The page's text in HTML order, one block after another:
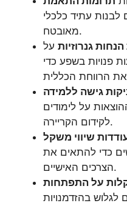
לבנות עתיד כלכלי
מאובטח.
גנרוזיות על
פנויות בשפע כדי
גישה ללמידה
על לימודים
לקידום הקריירה.
שיווי משקל
כדי להתאים את
הצרכים האישיים.
על התפתחות
בהזדמנויות